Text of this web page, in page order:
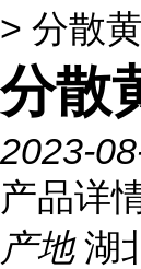
> 分散
分散
2023-
产品详
产地 湖